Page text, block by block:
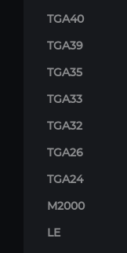
TGA40
TGA39
TGA35
TGA33
TGA32
TGA26
TGA24
M2000
LE